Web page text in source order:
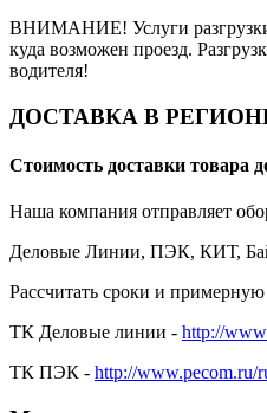
ВНИМАНИЕ! Услуги разгрузки и
куда возможен проезд.
водителя!
ДОСТАВКА В
Стоимость доставки товара
Наша компания отправляет
Деловые Линии, ПЭК, КИТ,
Рассчитать сроки и
ТК Деловые линии - http://
ТК ПЭК - http://www.pecom.ru/